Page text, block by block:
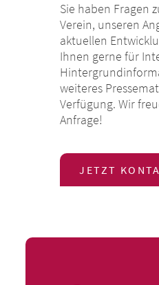
Sie haben Fragen
Verein, unseren
aktuellen
Ihnen gerne für
weiteres
Verfügung. Wir
Anfrage!
JETZT